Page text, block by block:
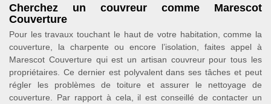
Cherchez un couvreur comme Marescot
Couverture
Pour les travaux touchant le haut de votre habitation, comme la
couverture, la charpente ou encore l’isolation, faites appel à
Marescot Couverture qui est un artisan couvreur pour tous les
propriétaires. Ce dernier est polyvalent dans ses tâches et peut
régler les problèmes de toiture et assurer le nettoyage de
couverture. Par rapport à cela, il est conseillé de contacter un